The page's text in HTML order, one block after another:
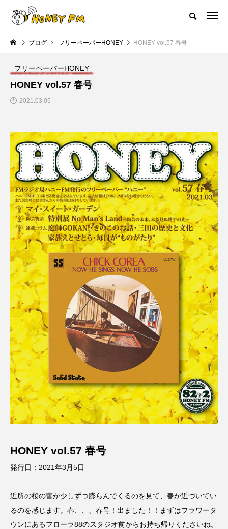
ハニーエフエム｜地域・人にフォーカスし発信するウェブラジオ局
HOME ハニーFMの紹介 後援申請 フリーペーパー
NEW POST
最終回【JAZZ Bar cozy】3月7
日（木）今回はビル・エヴァン
ス リバーサイド4部作を特集し
ました！
2024.03.07
【マイスイートガーデン】7月
日（火）配信 庭づくりは曲線
意識しています 三田グリーン
ットの山本さん
2026.07.14
TAG LIST
10周年記念 12月号
1975年のケルン・コンサート 1学期 1年生
2024年度 2025年 2025年度 2026
2026年 2026年度 20周年 2学期
3年生 4年生 6年生 6月号 77
CONCLAVE
DEPARTURES FACES PLACES globe
HAMNET HONEY
ブログ フリーペーパーHONEY HONEY vol.57 春号
フリーペーパーHONEY
HONEY vol.57 春号
2021.03.05
HONEY vol.57 春号
発行日：2021年3月5日
近所の桜の蕾が少しずつ膨らんでくるのを見て、春が近づいてい
るのを感じます。春、、、春号！出ました！！まずはフラワータ
ウンにあるフローラ88のスタジオ前からお持ち帰りくださいね。